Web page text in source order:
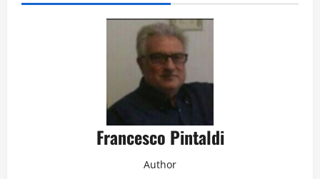
Francesco Pintaldi
Author